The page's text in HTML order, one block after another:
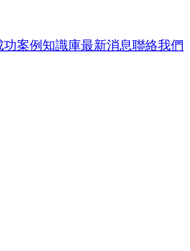
功案例知識庫最新消息聯絡我們